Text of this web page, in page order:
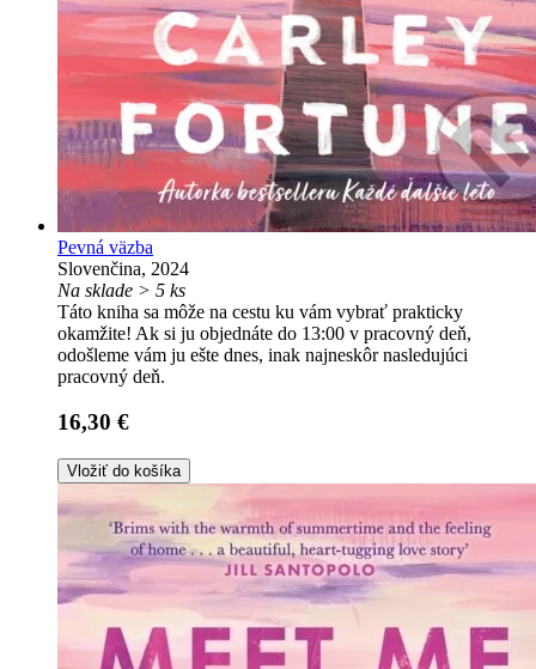
Pevná väzba
Slovenčina, 2024
Na sklade > 5 ks
Táto kniha sa môže na cestu ku vám vybrať prakticky
okamžite! Ak si ju objednáte do 13:00 v pracovný deň,
odošleme vám ju ešte dnes, inak najneskôr nasledujúci
pracovný deň.
16,30 €
Vložiť do košíka